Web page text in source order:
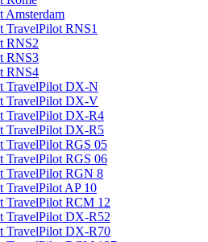
Amsterdam
TravelPilot RNS1
RNS2
RNS3
RNS4
TravelPilot DX-N
TravelPilot DX-V
TravelPilot DX-R4
TravelPilot DX-R5
TravelPilot RGS 05
TravelPilot RGS 06
TravelPilot RGN 8
TravelPilot AP 10
TravelPilot RCM 12
TravelPilot DX-R52
TravelPilot DX-R70